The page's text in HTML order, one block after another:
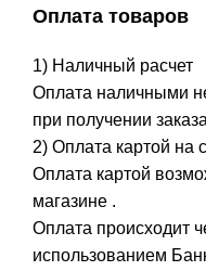
Оплата товаров
1) Наличный расчет
Оплата наличными
при получении
2) Оплата картой на
Оплата картой
магазине .
Оплата
использованием